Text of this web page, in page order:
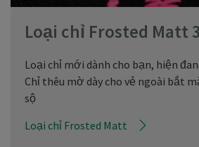
Loại chỉ Frosted Matt
Loại chỉ mới dành cho bạn, hiện
Chỉ thêu mờ dày cho vẻ ngoài bắt
sộ
Loại chỉ Frosted Matt